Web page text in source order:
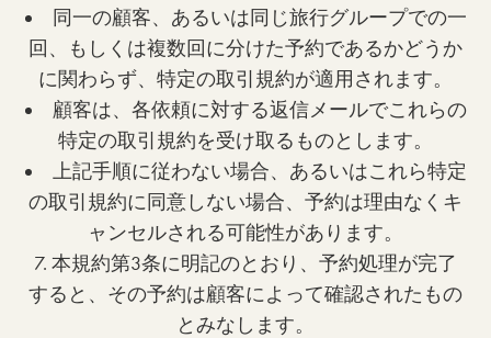
同一の顧客、あるいは同じ旅行グループでの一
回、もしくは複数回に分けた予約であるかどうか
に関わらず、特定の取引規約が適用されます。
顧客は、各依頼に対する返信メールでこれらの
特定の取引規約を受け取るものとします。
上記手順に従わない場合、あるいはこれら特定
の取引規約に同意しない場合、予約は理由なくキ
ャンセルされる可能性があります。
7. 本規約第3条に明記のとおり、予約処理が完了
すると、その予約は顧客によって確認されたもの
とみなします。